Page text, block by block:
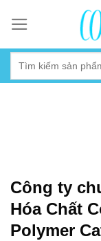
content
Công ty
Hóa Chất
Polymer